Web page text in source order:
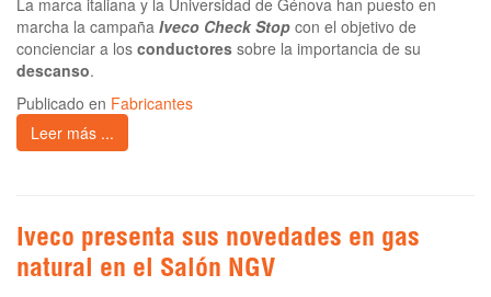
La marca italiana y la Universidad de Génova han puesto en
marcha la campaña Iveco Check Stop con el objetivo de
concienciar a los conductores sobre la importancia de su
descanso.
Publicado en Fabricantes
Leer más ...
Iveco presenta sus novedades en gas
natural en el Salón NGV